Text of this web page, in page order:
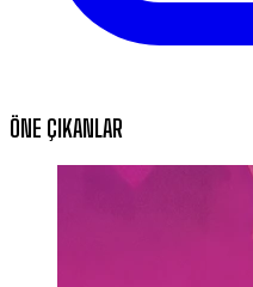
ÖNE ÇIKANLAR